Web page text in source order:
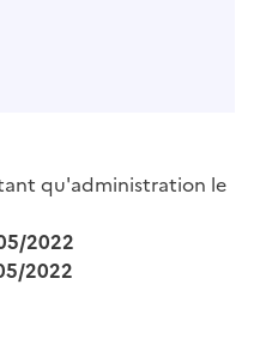
qu'administration le
2022
2022